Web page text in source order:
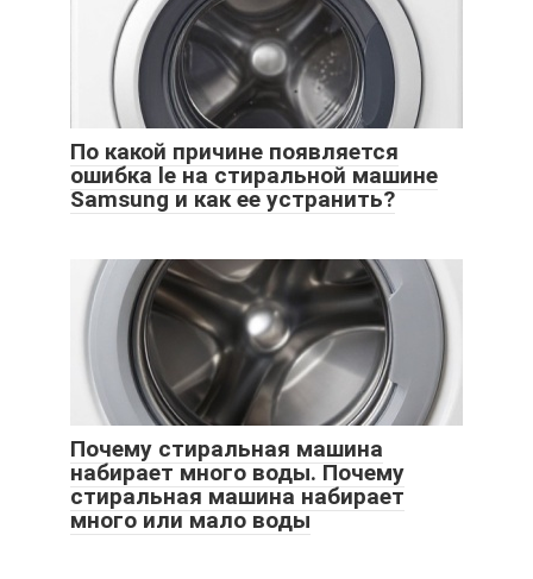
По какой причине появляется
ошибка le на стиральной машине
Samsung и как ее устранить?
Почему стиральная машина
набирает много воды. Почему
стиральная машина набирает
много или мало воды